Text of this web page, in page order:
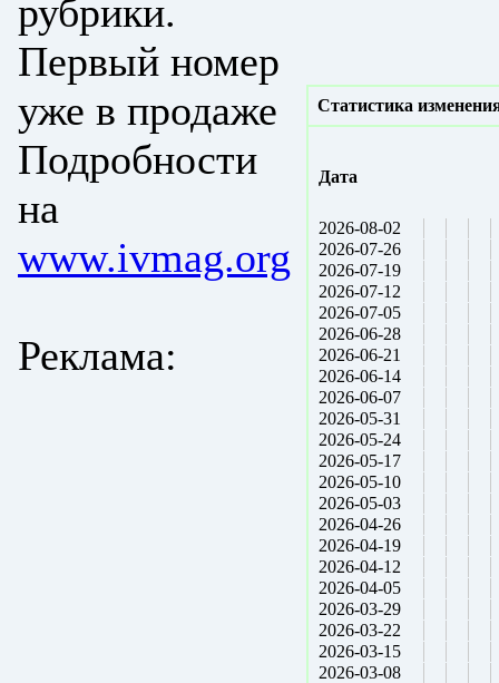
рубрики.
Первый номер
уже в продаже
Подробности
на
www.ivmag.org
Реклама:
Статистика
Дата
2026-08-02
2026-07-26
2026-07-19
2026-07-12
2026-07-05
2026-06-28
2026-06-21
2026-06-14
2026-06-07
2026-05-31
2026-05-24
2026-05-17
2026-05-10
2026-05-03
2026-04-26
2026-04-19
2026-04-12
2026-04-05
2026-03-29
2026-03-22
2026-03-15
2026-03-08